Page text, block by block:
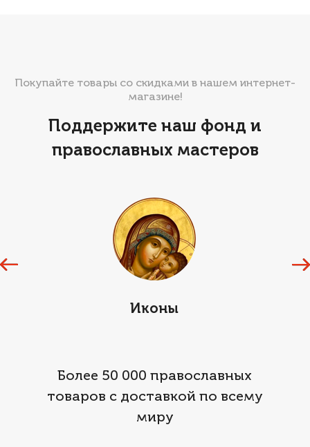
Покупайте товары со скидками в нашем интернет-
магазине!
Поддержите наш фонд и
православных мастеров
Иконы
Более 50 000 православных
товаров с доставкой по всему
миру